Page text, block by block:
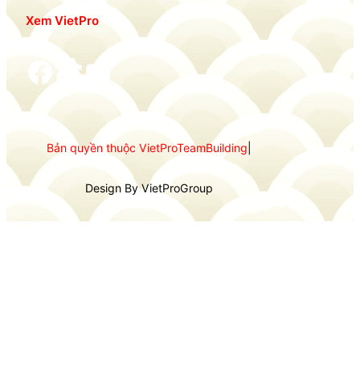
Xem VietPro
Facebook TikTok YouTube
Bản quyền thuộc VietProTeamBuilding
Design By VietProGroup